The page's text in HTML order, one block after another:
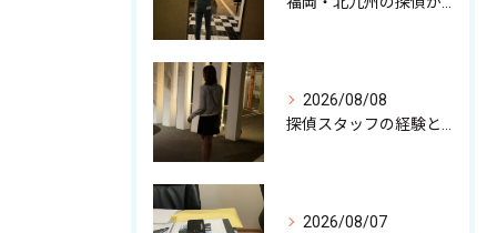
2026/08/08
2026/08/07